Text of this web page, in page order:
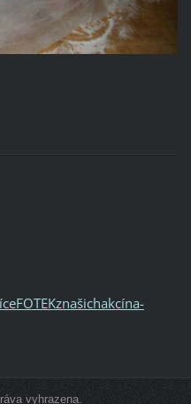
vyhrazena.